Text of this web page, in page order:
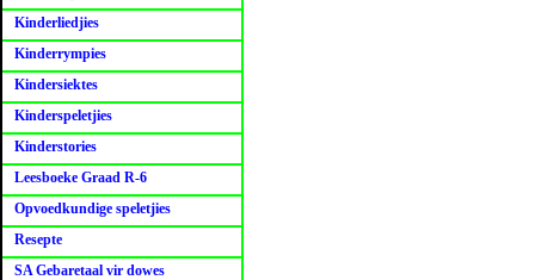
Kinderliedjies
Kinderrympies
Kindersiektes
Kinderspeletjies
Kinderstories
Leesboeke Graad R-6
Opvoedkundige speletjies
Resepte
SA Gebaretaal vir dowes